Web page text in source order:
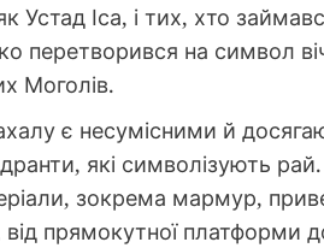
як Устад Іса, і тих, хто
перетворився на символ
Моголів.
є несумісними й
які символізують
зокрема мармур,
прямокутної платформи